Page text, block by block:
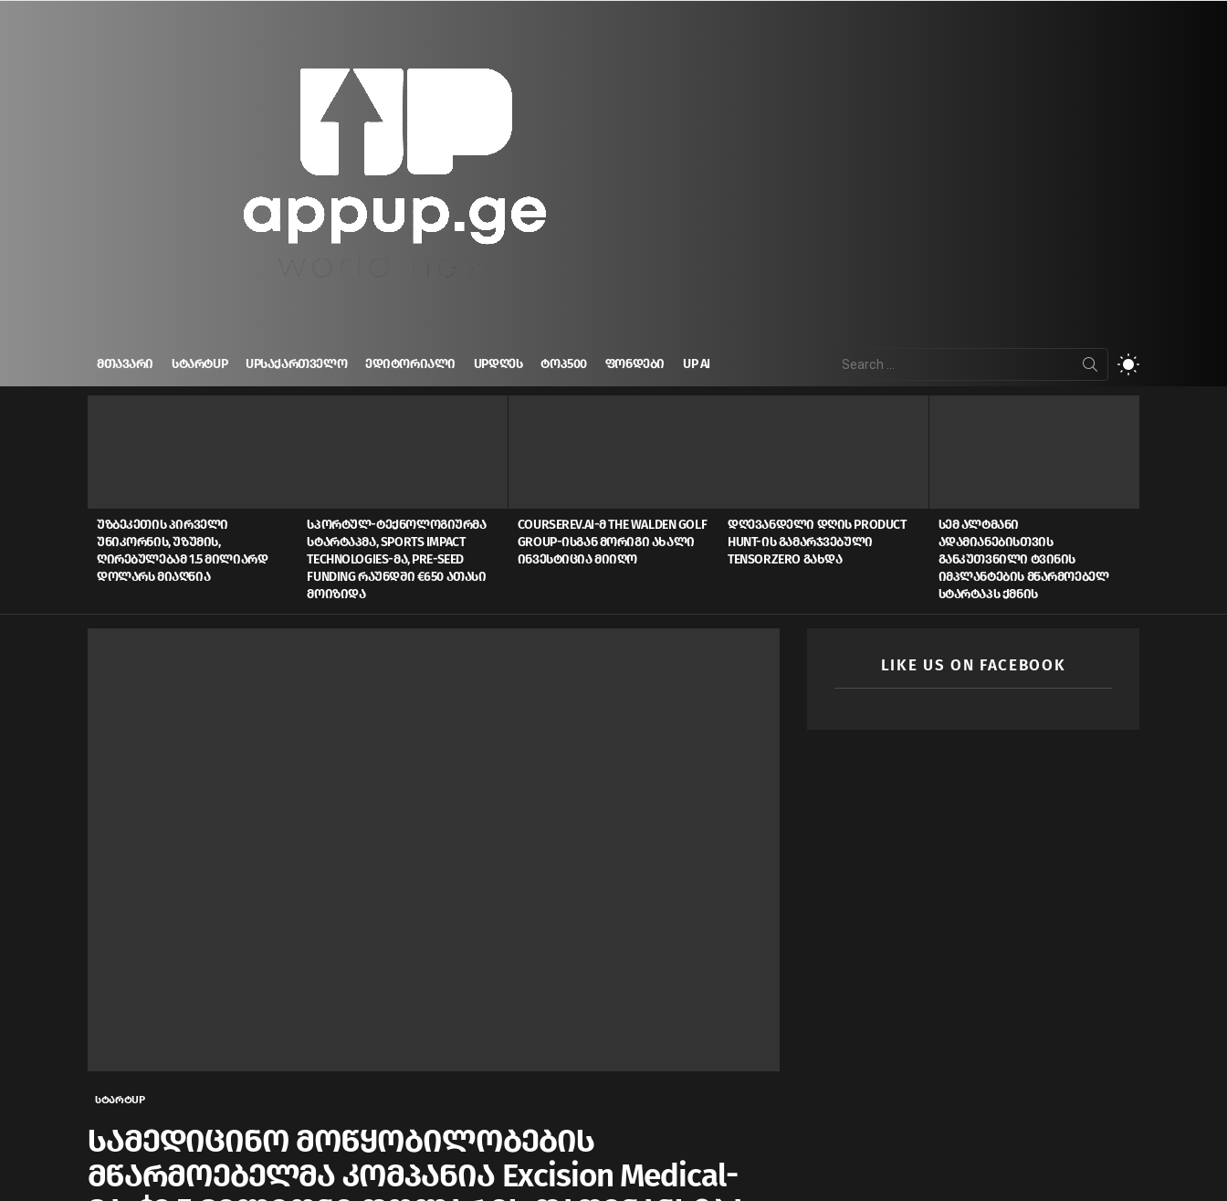
ᲛᲗᲐᲕᲐᲠᲘ ᲡᲢᲐᲠᲢUP UPᲡᲐᲥᲐᲠᲗᲕᲔᲚᲝ ᲔᲓᲘᲢᲝᲠᲘᲐᲚᲘ UPᲓᲦᲔᲡ ᲢᲝᲞ500 ᲤᲝᲜᲓᲔᲑᲘ UP AI
for:
ᲣᲖᲑᲔᲙᲔᲗᲘᲡ ᲞᲘᲠᲕᲔᲚᲘ
ᲣᲜᲘᲙᲝᲠᲜᲘᲡ, ᲣᲖᲣᲛᲘᲡ,
ᲦᲘᲠᲔᲑᲣᲚᲔᲑᲐᲛ 1.5 ᲛᲘᲚᲘᲐᲠᲓ
ᲓᲝᲚᲐᲠᲡ ᲛᲘᲐᲦᲬᲘᲐ
ᲡᲞᲝᲠᲢᲣᲚ-ᲢᲔᲥᲜᲝᲚᲝᲒᲘᲣᲠᲛᲐ
ᲡᲢᲐᲠᲢᲐᲞᲛᲐ, SPORTS IMPACT
TECHNOLOGIES-ᲛᲐ, PRE-SEED
FUNDING ᲠᲐᲣᲜᲓᲨᲘ €650 ᲐᲗᲐᲡᲘ
ᲛᲝᲘᲖᲘᲓᲐ
COURSEREV.AI-Მ THE WALDEN GOLF
GROUP-ᲘᲡᲒᲐᲜ ᲛᲝᲠᲘᲒᲘ ᲐᲮᲐᲚᲘ
ᲘᲜᲕᲔᲡᲢᲘᲪᲘᲐ ᲛᲘᲘᲦᲝ
ᲓᲦᲔᲕᲐᲜᲓᲔᲚᲘ ᲓᲦᲘᲡ PRODUCT
HUNT-ᲘᲡ ᲒᲐᲛᲐᲠᲯᲕᲔᲑᲣᲚᲘ
TENSORZERO ᲒᲐᲮᲓᲐ
ᲡᲔᲛ ᲐᲚᲢᲛᲐᲜᲘ
ᲐᲓᲐᲛᲘᲐᲜᲔᲑᲘᲡᲗᲕᲘᲡ
ᲒᲐᲜᲙᲣᲗᲕᲜᲘᲚᲘ ᲢᲕᲘᲜᲘᲡ
ᲘᲛᲞᲚᲐᲜᲢᲔᲑᲘᲡ ᲛᲬᲐᲠᲛᲝᲔᲑᲔᲚ
ᲡᲢᲐᲠᲢᲐᲞᲡ ᲥᲛᲜᲘᲡ
სტარტUP
სამედიცინო მოწყობილობების
მწარმოებელმა კომპანია Excision Medical-
LIKE US ON FACEBOOK